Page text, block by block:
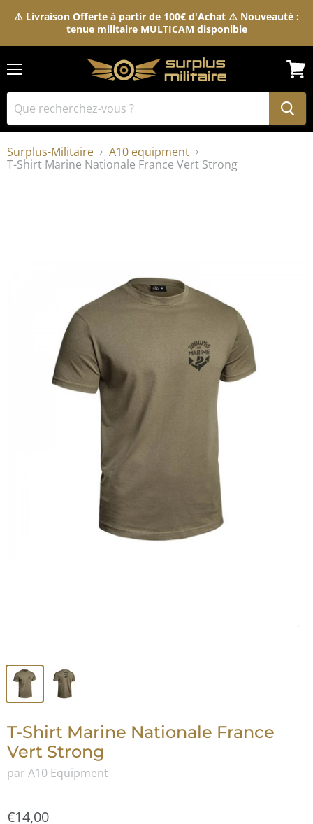
⚠️ Livraison Offerte à partir de 100€ d'Achat ⚠️ Nouveauté :
tenue militaire MULTICAM disponible
le
Surplus-Militaire
A10 equipment
T-Shirt Marine Nationale France Vert Strong
T-Shirt Marine Nationale France
Vert Strong
par A10 Equipment
€14,00